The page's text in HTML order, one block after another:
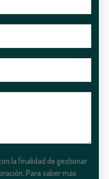
la finalidad de gestionar
Para saber más